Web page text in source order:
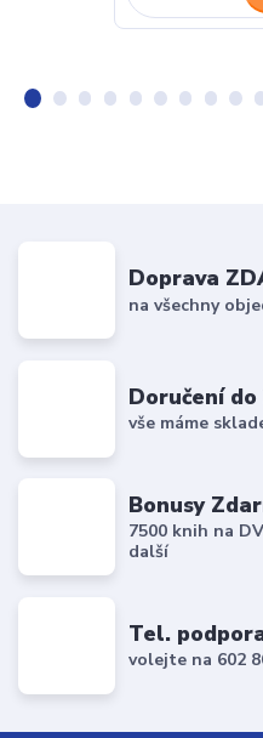
Doprava
na všechny
Doručení
vše máme
Bonusy
7500 knih na
další
Tel.
volejte na 602